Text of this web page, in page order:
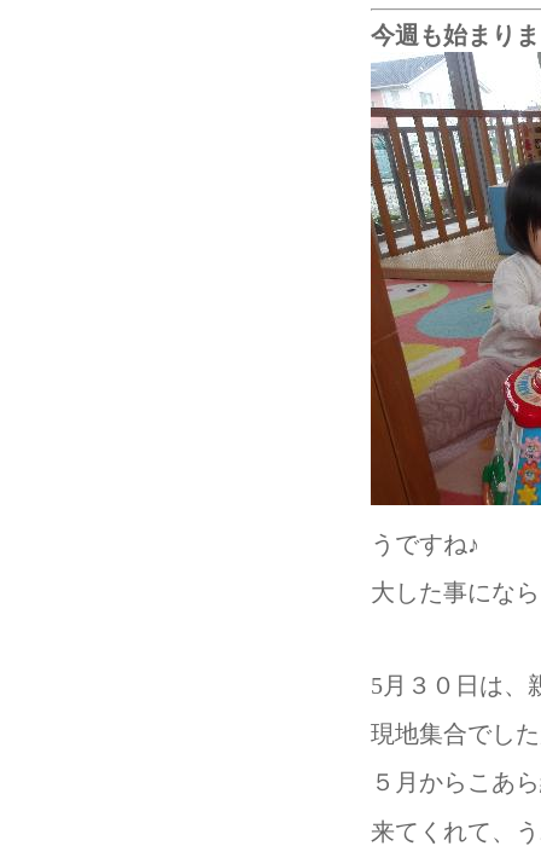
今週も始まり
うですね♪
大した事にな
5月３０日は、
現地集合でし
５月からこあ
来てくれて、